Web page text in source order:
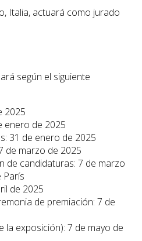
Italia, actuará como jurado
según el siguiente
2025
enero de 2025
31 de enero de 2025
de marzo de 2025
de candidaturas: 7 de marzo
París
de 2025
de premiación: 7 de
la exposición): 7 de mayo de